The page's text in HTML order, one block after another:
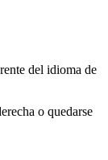
del idioma de
o quedarse